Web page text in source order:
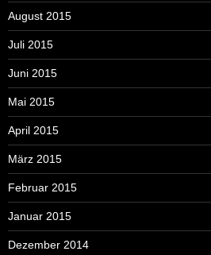
August 2015
Juli 2015
Juni 2015
Mai 2015
April 2015
März 2015
Februar 2015
Januar 2015
Dezember 2014